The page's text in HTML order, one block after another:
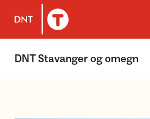
Til DNT.no forside
DNT Stavanger og omegn